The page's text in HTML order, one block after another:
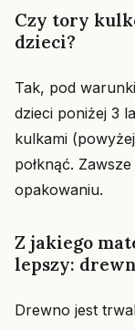
Czy tory
dzieci?
Tak, pod
dzieci poniżej 3
kulkami
połknąć.
opakowaniu.
Z jakiego
lepszy:
Drewno jest